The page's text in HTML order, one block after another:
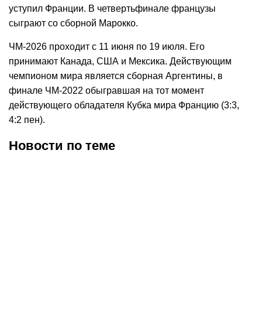
уступил Франции. В четвертьфинале французы
сыграют со сборной Марокко.
ЧМ-2026 проходит с 11 июня по 19 июля. Его
принимают Канада, США и Мексика. Действующим
чемпионом мира является сборная Аргентины, в
финале ЧМ-2022 обыгравшая на тот момент
действующего обладателя Кубка мира Францию (3:3,
4:2 пен).
Новости по теме